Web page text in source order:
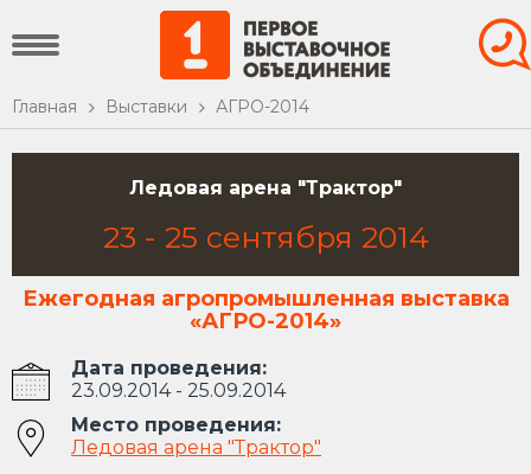
Главная Выставки АГРО-2014
Ледовая арена "Трактор"
23 - 25 сентября 2014
Ежегодная агропромышленная выставка
«АГРО-2014»
Дата проведения:
23.09.2014 - 25.09.2014
Место проведения:
Ледовая арена "Трактор"